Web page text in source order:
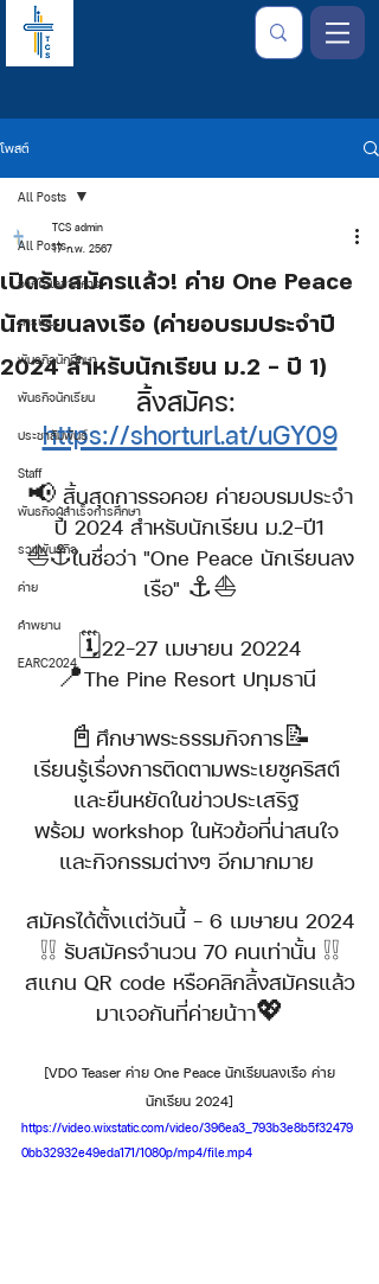
โพสต์
All Posts
จากใจเลขาธิการ
การเงิน
พันธกิจนักศึกษา
พันธกิจนักเรียน
ประชาสัมพันธ์
Staff
พันธกิจผู้สำเร็จการศึกษา
รวมพันธกิจ
ค่าย
คำพยาน
EARC2024
All Posts
เปิดรับสมัครแล้ว! ค่าย One Peace
นักเรียนลงเรือ (ค่ายอบรมประจำปี
2024 สำหรับนักเรียน ม.2 - ปี 1)
TCS admin
17 ก.พ. 2567
ลิ้งสมัคร:
https://shorturl.at/uGY09
📢 สิ้นสุดการรอคอย ค่ายอบรมประจำ
ปี 2024 สำหรับนักเรียน ม.2-ปี1
⛵⚓ในชื่อว่า "One Peace นักเรียนลง
เรือ" ⚓️⛵
🗓22-27 เมษายน 20224
📍The Pine Resort ปทุมธานี
📓ศึกษาพระธรรมกิจการ📝
เรียนรู้เรื่องการติดตามพระเยซูคริสต์
และยืนหยัดในข่าวประเสริฐ
พร้อม workshop ในหัวข้อที่น่าสนใจ
และกิจกรรมต่างๆ อีกมากมาย
สมัครได้ตั้งเเต่วันนี้ - 6 เมษายน 2024
❕❕ รับสมัครจำนวน 70 คนเท่านั้น ❕❕
สแกน QR code หรือคลิกลิ้งสมัครแล้ว
มาเจอกันที่ค่ายน้าา💖
[VDO Teaser ค่าย One Peace นักเรียนลงเรือ ค่าย
นักเรียน 2024]
https://video.wixstatic.com/video/396ea3_793b3e8b5f32479
0bb32932e49eda171/1080p/mp4/file.mp4